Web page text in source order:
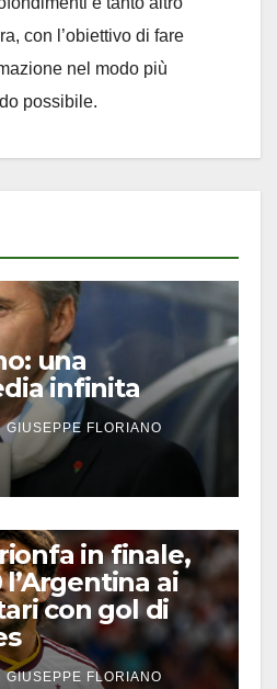
con l’obiettivo di fare
nel modo più
possibile.
una
infinita
GIUSEPPE FLORIANO
in finale,
ai
con gol di
GIUSEPPE FLORIANO